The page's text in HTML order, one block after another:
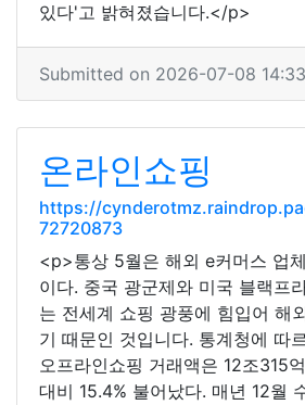
있다'고 밝혀졌습니다.</p>
Submitted on 2026-07-08
온라인쇼핑
https://
72720873
<p>통상 5월은 해외 e커머스 업
이다. 중국 광군제와 미국 블랙프
는 전세계 쇼핑 광풍에 힘입어 해
기 때문인 것입니다. 통계청에 따
오프라인쇼핑 거래액은 12조315
대비 15.4% 불어났다. 매년 12월